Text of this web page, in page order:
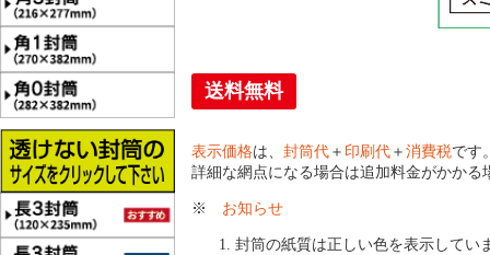
送料無料
表示価格は、 封筒代 ＋ 印刷代 ＋ 消費税です
詳細な網点になる場合は追加料金がかかる
※ お知らせ
封筒の紙質は正しい色を表示してい